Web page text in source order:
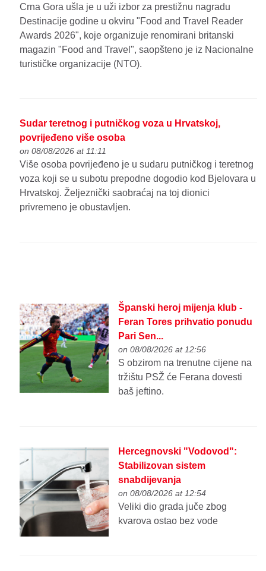
Crna Gora ušla je u uži izbor za prestižnu nagradu
Destinacije godine u okviru "Food and Travel Reader
Awards 2026", koje organizuje renomirani britanski
magazin "Food and Travel", saopšteno je iz Nacionalne
turističke organizacije (NTO).
Sudar teretnog i putničkog voza u Hrvatskoj,
povrijeđeno više osoba
on 08/08/2026 at 11:11
Više osoba povrijeđeno je u sudaru putničkog i teretnog
voza koji se u subotu prepodne dogodio kod Bjelovara u
Hrvatskoj. Željeznički saobraćaj na toj dionici
privremeno je obustavljen.
Španski heroj mijenja klub -
Feran Tores prihvatio ponudu
Pari Sen...
on 08/08/2026 at 12:56
S obzirom na trenutne cijene na
tržištu PSŽ će Ferana dovesti
baš jeftino.
Hercegnovski "Vodovod":
Stabilizovan sistem
snabdijevanja
on 08/08/2026 at 12:54
Veliki dio grada juče zbog
kvarova ostao bez vode